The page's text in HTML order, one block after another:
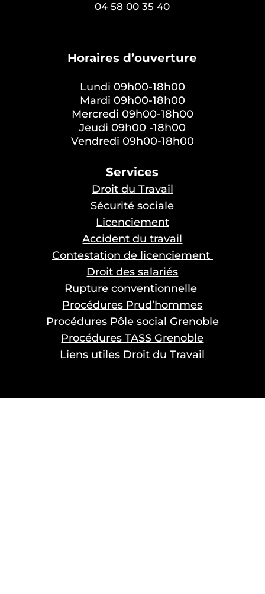
04 58 00 35 40
Horaires d’ouverture
Lundi 09h00-18h00
Mardi 09h00-18h00
Mercredi 09h00-18h00
Jeudi 09h00 -18h00
Vendredi 09h00-18h00
Services
Droit du Travail
Sécurité sociale
Licenciement
Accident du travail
Contestation de licenciement
Droit des salariés
Rupture conventionnelle
Procédures Prud’hommes
Procédures Pôle social Grenoble
Procédures TASS Grenoble
Liens utiles Droit du Travail